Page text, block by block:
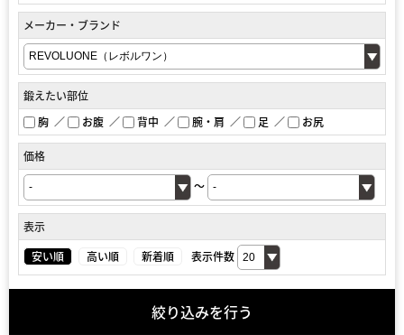
メーカー・ブランド
鍛えたい部位
胸
お腹 背中 腕・肩 足 お尻
価格
～
表示
安い順
高い順 新着順 表示件数
絞り込みを行う